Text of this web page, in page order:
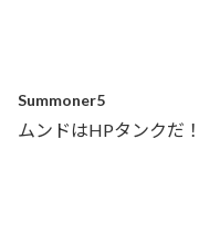
Summoner5
ムンドはHPタンクだ！